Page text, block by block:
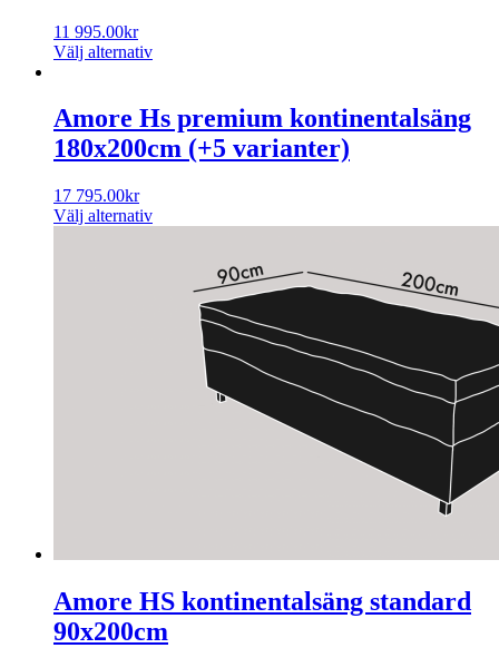
11 995.00kr
Välj alternativ
Amore Hs premium kontinentalsäng
180x200cm (+5 varianter)
17 795.00kr
Välj alternativ
Amore HS kontinentalsäng standard
90x200cm